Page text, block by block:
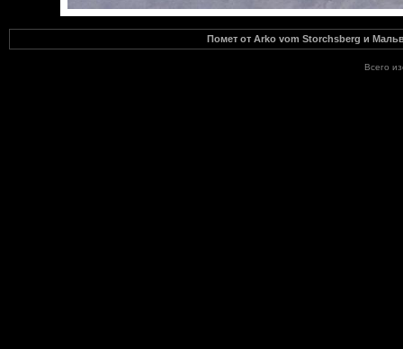
Помет от Arko vom Storchsberg и
Всего